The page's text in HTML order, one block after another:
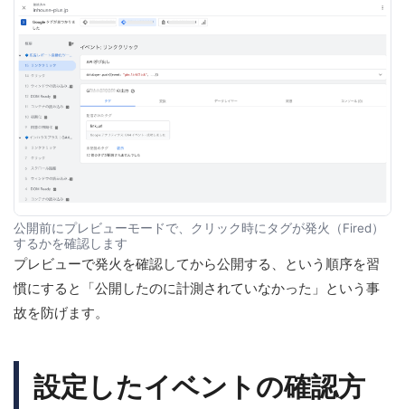
公開前にプレビューモードで、クリック時にタグが発火（Fired）
するかを確認します
プレビューで発火を確認してから公開する、という順序を習
慣にすると「公開したのに計測されていなかった」という事
故を防げます。
設定したイベントの確認方